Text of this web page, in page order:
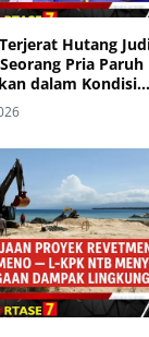
Hutang
Pria Paruh
dalam Kondisi